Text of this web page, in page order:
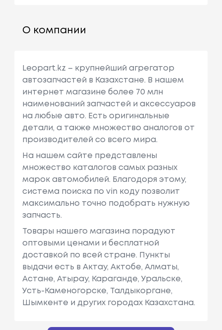
О компании
Leopart.kz – крупнейший агрегатор
автозапчастей в Казахстане. В нашем
интернет магазине более 70 млн
наименований запчастей и аксессуаров
на любые авто. Есть оригинальные
детали, а также множество аналогов от
производителей со всего мира.
На нашем сайте представлены
множество каталогов самых разных
марок автомобилей. Благодоря этому,
система поиска по vin коду позволит
максимально точно подобрать нужную
запчасть.
Товары нашего магазина порадуют
оптовыми ценами и бесплатной
доставкой по всей стране. Пункты
выдачи есть в Актау, Актобе, Алматы,
Астане, Атырау, Караганде, Уральске,
Усть-Каменогорске, Талдыкоргане,
Шымкенте и других городах Казахстана.